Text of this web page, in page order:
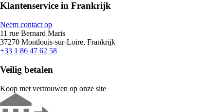
Klantenservice in Frankrijk
Neem contact op
11 rue Bernard Maris
37270 Montlouis-sur-Loire, Frankrijk
+33 1 86 47 62 58
Veilig betalen
Koop met vertrouwen op onze site